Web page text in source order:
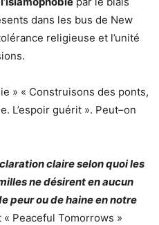
dans les bus de New
religieuse et l’unité
» « Construisons des ponts,
L’espoir guérit ». Peut–on
claire selon quoi les
ne désirent en aucun
peur ou de haine en notre
Peaceful Tomorrows »